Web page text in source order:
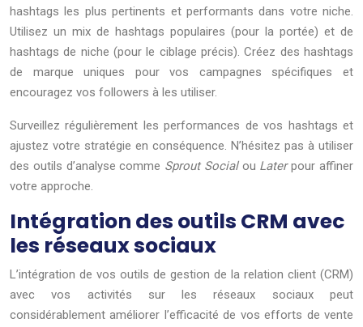
hashtags les plus pertinents et performants dans votre niche.
Utilisez un mix de hashtags populaires (pour la portée) et de
hashtags de niche (pour le ciblage précis). Créez des hashtags
de marque uniques pour vos campagnes spécifiques et
encouragez vos followers à les utiliser.
Surveillez régulièrement les performances de vos hashtags et
ajustez votre stratégie en conséquence. N’hésitez pas à utiliser
des outils d’analyse comme Sprout Social ou Laterpour affiner
votre approche.
Intégration des outils CRM avec
les réseaux sociaux
L’intégration de vos outils de gestion de la relation client (CRM)
avec vos activités sur les réseaux sociaux peut
considérablement améliorer l’efficacité de vos efforts de vente